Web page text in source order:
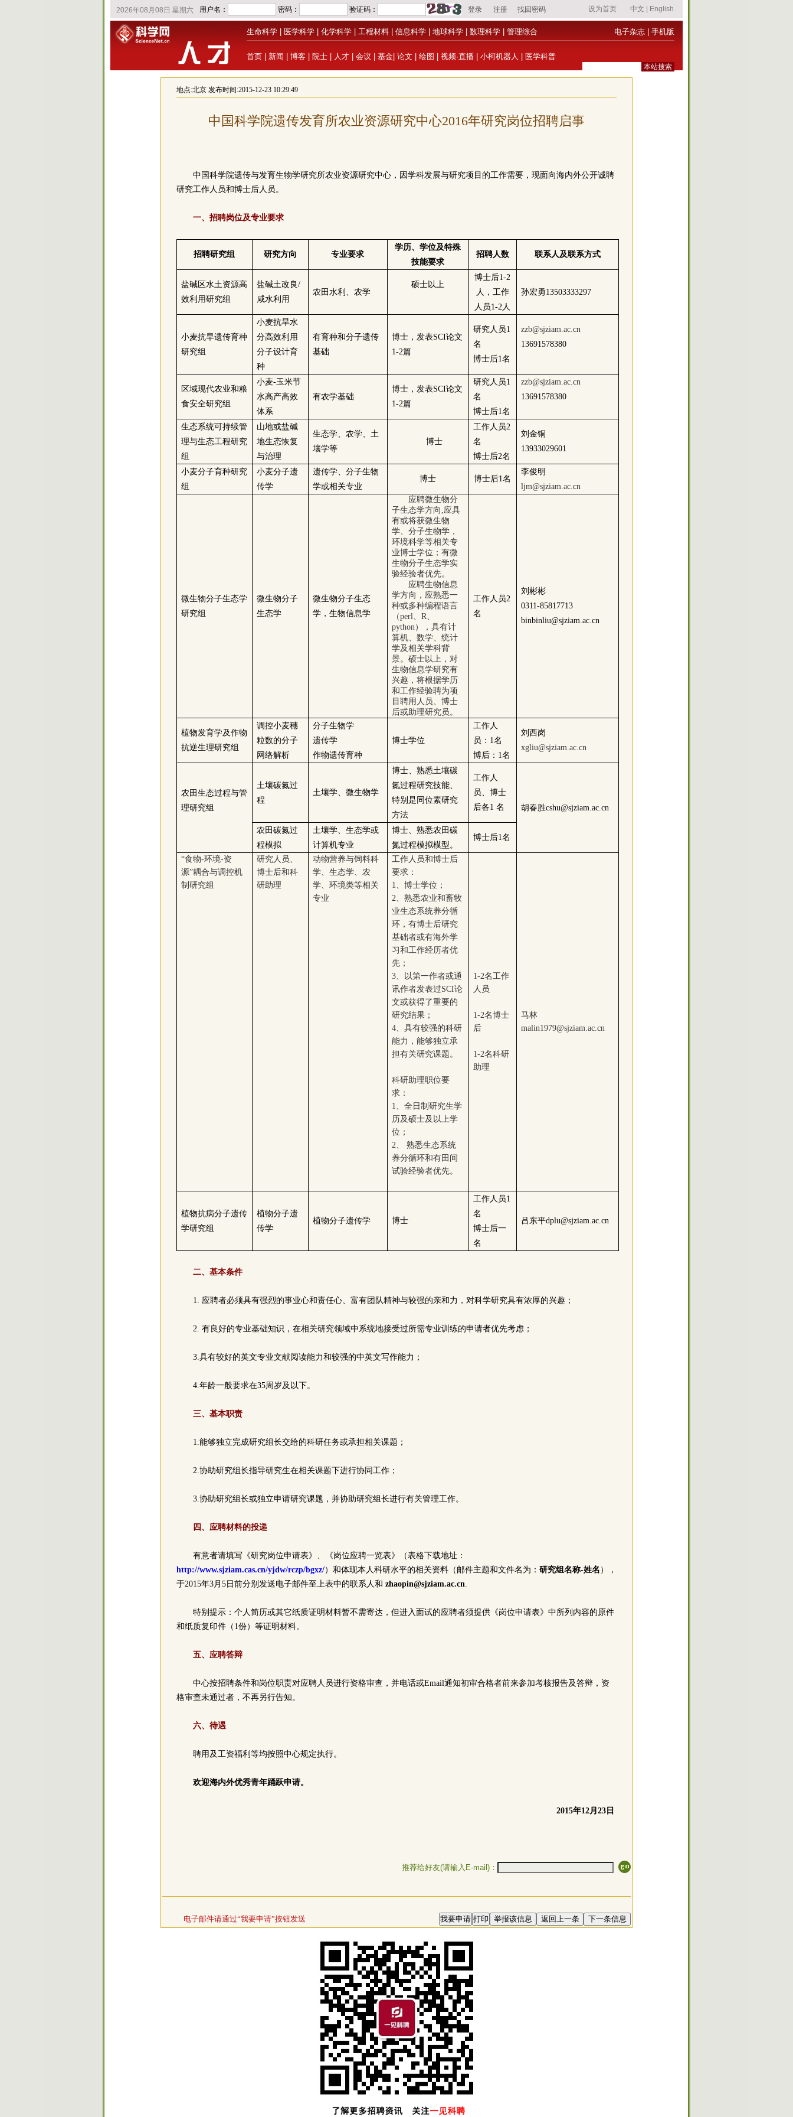
生命科学 医学科学 化学科学 工程材料 信息科学 地球科学 数理科学 管理综合 电子杂志 手机版
首页 新闻 博客 院士 人才 会议 基金 论文 绘图 视频·直播 小柯机器人 医学科普
地点:北京发布时间:2015-12-23 10:29:49
中国科学院遗传发育所农业资源研究中心2016年研究岗位招聘启事
中国科学院遗传与发育生物学研究所农业资源研究中心，因学科发展与研究项目的工作需要，现面向海内外公开诚聘
研究工作人员和博士后人员。
一、招聘岗位及专业要求
招聘研究组 研究方向 专业要求
学历、学位及特殊
技能要求
招聘人数 联系人及联系方式
盐碱区水土资源高
效利用研究组
盐碱土改良/
咸水利用
农田水利、农学
硕士以上
博士后1-2
人，工作
人员1-2人
孙宏勇13503333297
小麦抗旱遗传育种
研究组
小麦抗旱水
分高效利用
分子设计育
种
有育种和分子遗传
基础
博士，发表SCI论文
1-2篇
研究人员1
名
博士后1名
zzb@sjziam.ac.cn
13691578380
区域现代农业和粮
食安全研究组
小麦-玉米节
水高产高效
体系
有农学基础
博士，发表SCI论文
1-2篇
研究人员1
名
博士后1名
zzb@sjziam.ac.cn
13691578380
生态系统可持续管
理与生态工程研究
组
山地或盐碱
地生态恢复
与治理
生态学、农学、土
壤学等
博士
工作人员2
名
博士后2名
刘金铜
13933029601
小麦分子育种研究
组
小麦分子遗
传学
遗传学、分子生物
学或相关专业
博士 博士后1名
李俊明
ljm@sjziam.ac.cn
微生物分子生态学
研究组
微生物分子
生态学
微生物分子生态
学，生物信息学
应聘微生物分
子生态学方向,应具
有或将获微生物
学、分子生物学，
环境科学等相关专
业博士学位；有微
生物分子生态学实
验经验者优先。
应聘生物信息
学方向，应熟悉一
种或多种编程语言
（perl、R、
python），具有计
算机、数学、统计
学及相关学科背
景。硕士以上，对
生物信息学研究有
兴趣，将根据学历
和工作经验聘为项
目聘用人员、博士
后或助理研究员。
工作人员2
名
刘彬彬
0311-85817713
binbinliu@sjziam.ac.cn
植物发育学及作物
抗逆生理研究组
调控小麦穗
粒数的分子
网络解析
分子生物学
遗传学
作物遗传育种
博士学位
工作人
员：1名
博后：1名
刘西岗
xgliu@sjziam.ac.cn
农田生态过程与管
理研究组
土壤碳氮过
程
土壤学、微生物学
博士、熟悉土壤碳
氮过程研究技能、
特别是同位素研究
方法
工作人
员、博士
后各1 名
胡春胜cshu@sjziam.ac.cn
农田碳氮过
程模拟
土壤学、生态学或
计算机专业
博士、熟悉农田碳
氮过程模拟模型。
博士后1名
“食物-环境-资
源”耦合与调控机
制研究组
研究人员、
博士后和科
研助理
动物营养与饲料科
学、生态学、农
学、环境类等相关
专业
工作人员和博士后
要求：
1、博士学位；
2、熟悉农业和畜牧
业生态系统养分循
环，有博士后研究
基础者或有海外学
习和工作经历者优
先；
3、以第一作者或通
讯作者发表过SCI论
文或获得了重要的
研究结果；
4、具有较强的科研
能力，能够独立承
担有关研究课题。
科研助理职位要
求：
1、全日制研究生学
历及硕士及以上学
位；
2、 熟悉生态系统
养分循环和有田间
试验经验者优先。
1-2名工作
人员
1-2名博士
后
1-2名科研
助理
马林
malin1979@sjziam.ac.cn
植物抗病分子遗传
学研究组
植物分子遗
传学
植物分子遗传学 博士
工作人员1
名
博士后一
名
吕东平dplu@sjziam.ac.cn
二、基本条件
1. 应聘者必须具有强烈的事业心和责任心、富有团队精神与较强的亲和力，对科学研究具有浓厚的兴趣；
2. 有良好的专业基础知识，在相关研究领域中系统地接受过所需专业训练的申请者优先考虑；
3.具有较好的英文专业文献阅读能力和较强的中英文写作能力；
4.年龄一般要求在35周岁及以下。
三、基本职责
1.能够独立完成研究组长交给的科研任务或承担相关课题；
2.协助研究组长指导研究生在相关课题下进行协同工作；
3.协助研究组长或独立申请研究课题，并协助研究组长进行有关管理工作。
四、应聘材料的投递
有意者请填写《研究岗位申请表》、《岗位应聘一览表》（表格下载地址：
http://www.sjziam.cas.cn/yjdw/rczp/bgxz/）和体现本人科研水平的相关资料（邮件主题和文件名为： 研究组名称-姓名 ），
于2015年3月5日前分别发送电子邮件至上表中的联系人和 zhaopin@sjziam.ac.cn.
特别提示：个人简历或其它纸质证明材料暂不需寄达，但进入面试的应聘者须提供《岗位申请表》中所列内容的原件
和纸质复印件（1份）等证明材料。
五、应聘答辩
中心按招聘条件和岗位职责对应聘人员进行资格审查，并电话或Email通知初审合格者前来参加考核报告及答辩，资
格审查未通过者，不再另行告知。
六、待遇
聘用及工资福利等均按照中心规定执行。
欢迎海内外优秀青年踊跃申请。
2015年12月23日
推荐给好友(请输入E-mail)：
电子邮件请通过“我要申请”按钮发送